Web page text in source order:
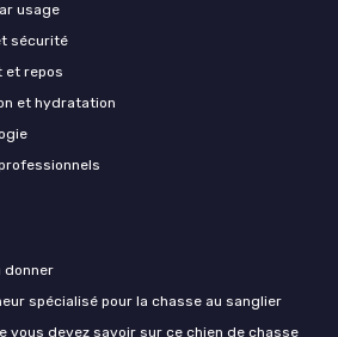
usage
sécurité
et repos
et hydratation
donner
spécialisé pour la chasse au sanglier
vous devez savoir sur ce chien de chasse